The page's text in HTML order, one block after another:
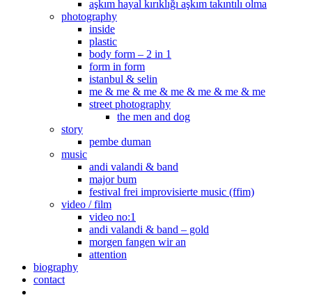
aşkım hayal kırıklığı aşkım takıntılı olma
photography
inside
plastic
body form – 2 in 1
form in form
istanbul & selin
me & me & me & me & me & me & me
street photography
the men and dog
story
pembe duman
music
andi valandi & band
major bum
festival frei improvisierte music (ffim)
video / film
video no:1
andi valandi & band – gold
morgen fangen wir an
attention
biography
contact